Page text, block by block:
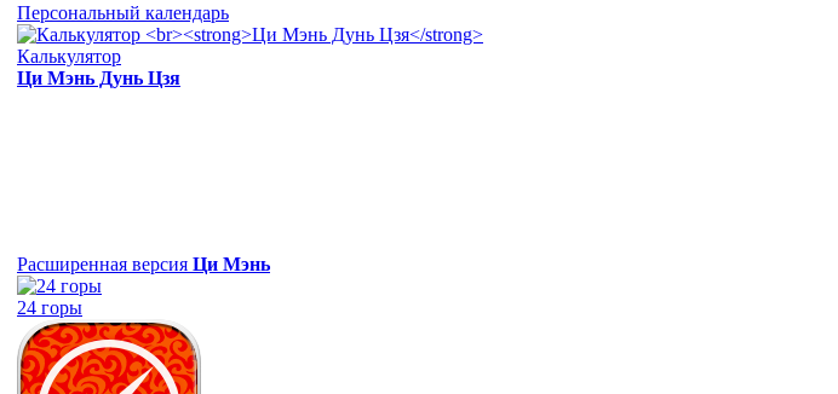
Персональный календарь
Калькулятор
Ци Мэнь Дунь Цзя
Расширенная версия Ци Мэнь
24 горы